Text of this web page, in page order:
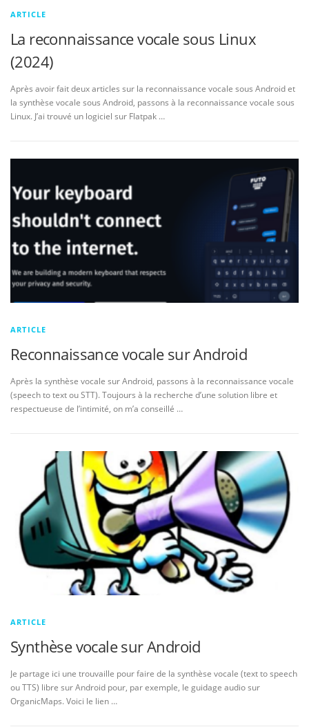
ARTICLE
La reconnaissance vocale sous Linux
(2024)
Après avoir fait deux articles sur la reconnaissance vocale sous Android et
la synthèse vocale sous Android, passons à la reconnaissance vocale sous
Linux. J’ai trouvé un logiciel sur Flatpak …
ARTICLE
Reconnaissance vocale sur Android
Après la synthèse vocale sur Android, passons à la reconnaissance vocale
(speech to text ou STT). Toujours à la recherche d’une solution libre et
respectueuse de l’intimité, on m’a conseillé …
ARTICLE
Synthèse vocale sur Android
Je partage ici une trouvaille pour faire de la synthèse vocale (text to speech
ou TTS) libre sur Android pour, par exemple, le guidage audio sur
OrganicMaps. Voici le lien …